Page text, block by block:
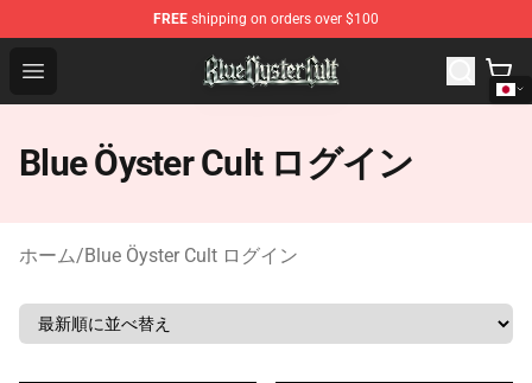
FREE shipping on orders over $100
Open menu
Blue Öyster Cult Store - Official Blue Öyster Cult
Blue Öyster Cult ログイン
ホーム/Blue Öyster Cult ログイン